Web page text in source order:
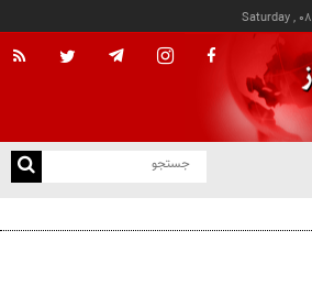
Saturday ,
پایه حل مشکلات کشور است